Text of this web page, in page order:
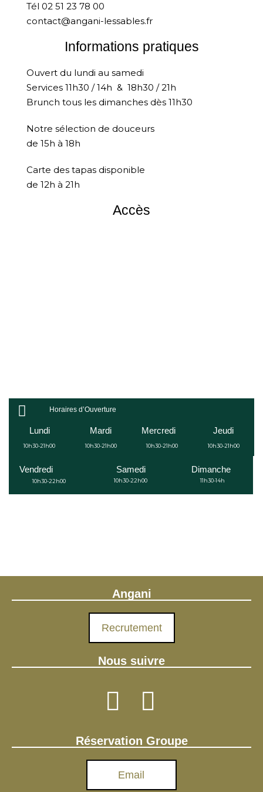
Tél 02 51 23 78 00
contact@angani-lessables.fr
Informations pratiques
Ouvert du lundi au samedi
Services 11h30 / 14h & 18h30 / 21h
Brunch tous les dimanches dès 11h30
Notre sélection de douceurs
de 15h à 18h
Carte des tapas disponible
de 12h à 21h
Accès
Horaires d’Ouverture
Lundi
10h30-21h00
Mardi
10h30-21h00
Mercredi
10h30-21h00
Jeudi
10h30-21h00
Vendredi
10h30-22h00
Samedi
10h30-22h00
Dimanche
11h30-14h
Angani
Recrutement
Nous suivre
Réservation Groupe
Email